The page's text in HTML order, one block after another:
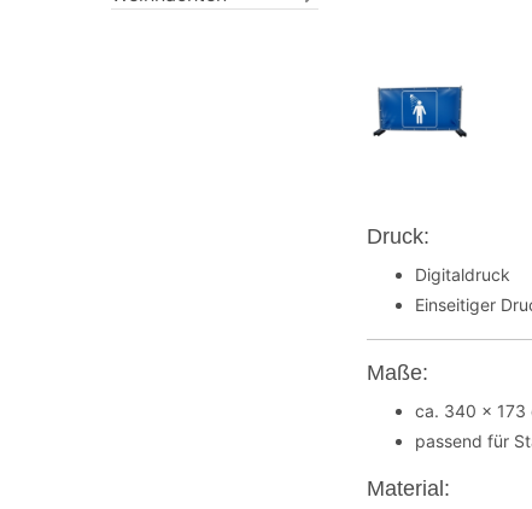
Druck:
Digitaldruck
Einseitiger
Maße:
ca. 340 x 173
passend für
Material: